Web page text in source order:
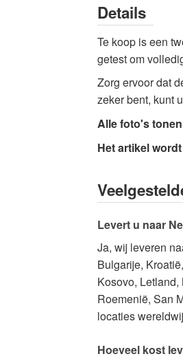
Details
Te koop is een
getest om
Zorg ervoor dat
zeker bent, kunt
Alle foto's
Het artikel
Levert u naar
Ja, wij leveren
Bulgarije,
Kosovo,
Roemenië, San
locaties
Hoeveel kost